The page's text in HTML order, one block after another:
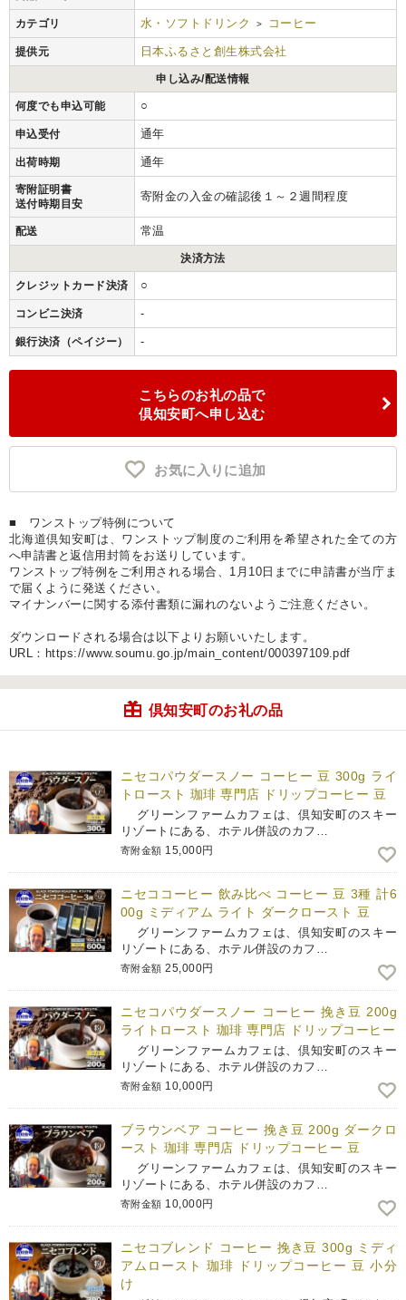
カテゴリ 水・ソフトドリンク > コーヒー
提供元 日本ふるさと創生株式会社
申し込み/配送情報
何度でも申込可能 ○
申込受付 通年
出荷時期 通年
寄附証明書
送付時期目安
寄附金の入金の確認後１～２週間程度
配送 常温
決済方法
クレジットカード決済 ○
コンビニ決済 -
銀行決済（ペイジー） -
こちらのお礼の品で
倶知安町へ申し込む
お気に入りに追加
■ ワンストップ特例について
北海道倶知安町は、ワンストップ制度のご利用を希望された全ての方
へ申請書と返信用封筒をお送りしています。
ワンストップ特例をご利用される場合、1月10日までに申請書が当庁ま
で届くように発送ください。
マイナンバーに関する添付書類に漏れのないようご注意ください。
ダウンロードされる場合は以下よりお願いいたします。
URL：https://www.soumu.go.jp/main_content/000397109.pdf
倶知安町のお礼の品
ニセコパウダースノー コーヒー 豆 300g ライ
トロースト 珈琲 専門店 ドリップコーヒー 豆
グリーンファームカフェは、倶知安町のスキー
リゾートにある、ホテル併設のカフ…
寄附金額 15,000円
ニセココーヒー 飲み比べ コーヒー 豆 3種 計6
00g ミディアム ライト ダークロースト 豆
グリーンファームカフェは、倶知安町のスキー
リゾートにある、ホテル併設のカフ…
寄附金額 25,000円
ニセコパウダースノー コーヒー 挽き豆 200g
ライトロースト 珈琲 専門店 ドリップコーヒー
グリーンファームカフェは、倶知安町のスキー
リゾートにある、ホテル併設のカフ…
寄附金額 10,000円
ブラウンベア コーヒー 挽き豆 200g ダークロ
ースト 珈琲 専門店 ドリップコーヒー 豆
グリーンファームカフェは、倶知安町のスキー
リゾートにある、ホテル併設のカフ…
寄附金額 10,000円
ニセコブレンド コーヒー 挽き豆 300g ミディ
アムロースト 珈琲 ドリップコーヒー 豆 小分
け